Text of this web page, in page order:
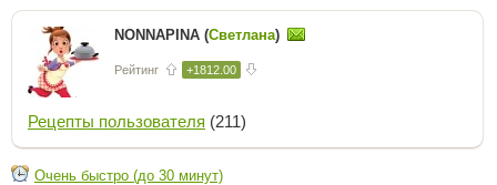
NONNAPINA (Светлана)
Рейтинг +1812.00
Рецепты пользователя (211)
Очень быстро (до 30 минут)